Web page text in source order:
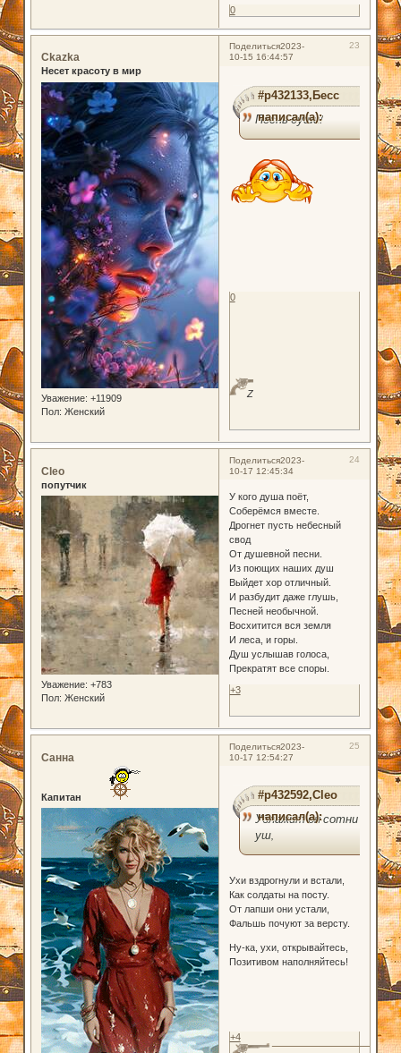
0
Поделиться 23
2023-
10-15 16:44:57
Ckazka
Несет красоту в мир
Уважение: +11909
Пол: Женский
#p432133,Бесс
написал(а):
Песнь души!
Z
0
Поделиться 24
2023-
10-17 12:45:34
Cleo
попутчик
Уважение: +783
Пол: Женский
У кого душа поёт,
Соберёмся вместе.
Дрогнет пусть небесный
свод
От душевной песни.
Из поющих наших душ
Выйдет хор отличный.
И разбудит даже глушь,
Песней необычной.
Восхитится вся земля
И леса, и горы.
Душ услышав голоса,
Прекратят все споры.
+3
Поделиться 25
2023-
10-17 12:54:27
Санна
Капитан
#p432592,Cleo
написал(а):
Ублажит он сотни
уш,
Ухи вздрогнули и встали,
Как солдаты на посту.
От лапши они устали,
Фальшь почуют за версту.
Ну-ка, ухи, открывайтесь,
Позитивом наполняйтесь!
+4